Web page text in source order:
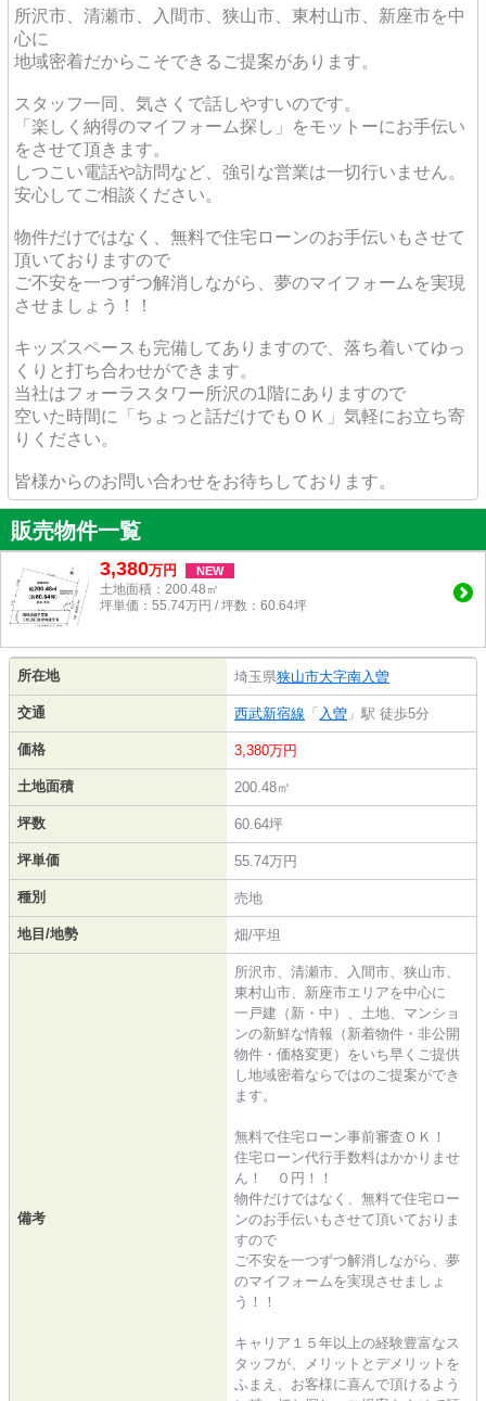
所沢市、清瀬市、入間市、狭山市、東村山市、新座市を中
心に
地域密着だからこそできるご提案があります。
スタッフ一同、気さくで話しやすいのです。
「楽しく納得のマイフォーム探し」をモットーにお手伝い
をさせて頂きます。
しつこい電話や訪問など、強引な営業は一切行いません。
安心してご相談ください。
物件だけではなく、無料で住宅ローンのお手伝いもさせて
頂いておりますので
ご不安を一つずつ解消しながら、夢のマイフォームを実現
させましょう！！
キッズスペースも完備してありますので、落ち着いてゆっ
くりと打ち合わせができます。
当社はフォーラスタワー所沢の1階にありますので
空いた時間に「ちょっと話だけでもＯＫ」気軽にお立ち寄
りください。
皆様からのお問い合わせをお待ちしております。
販売物件一覧
3,380万円 NEW
土地面積：200.48㎡
坪単価：55.74万円 / 坪数：60.64坪
所在地 埼玉県狭山市大字南入曽
交通 西武新宿線 「 入曽 」駅 徒歩5分
価格 3,380万円
土地面積 200.48㎡
坪数 60.64坪
坪単価 55.74万円
種別 売地
地目/地勢 畑/平坦
備考
所沢市、清瀬市、入間市、狭山市、
東村山市、新座市エリアを中心に
一戸建（新・中）、土地、マンショ
ンの新鮮な情報（新着物件・非公開
物件・価格変更）をいち早くご提供
し地域密着ならではのご提案ができ
ます。
無料で住宅ローン事前審査ＯＫ！
住宅ローン代行手数料はかかりませ
ん！ ０円！！
物件だけではなく、無料で住宅ロー
ンのお手伝いもさせて頂いておりま
すので
ご不安を一つずつ解消しながら、夢
のマイフォームを実現させましょ
う！！
キャリア１５年以上の経験豊富なス
タッフが、メリットとデメリットを
ふまえ、お客様に喜んで頂けるよう